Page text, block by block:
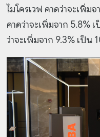
ไมโครเวฟ คาดว่าจะเพิ่ม
คาดว่าจะเพิ่มจาก 5.8%
ว่าจะเพิ่มจาก 9.3% เป็น